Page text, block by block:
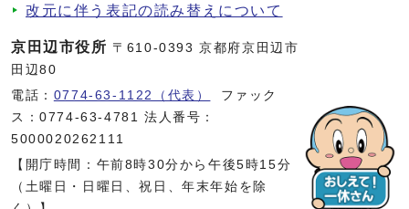
改元に伴う表記の読み替えについて
京田辺市役所 〒610-0393 京都府京田辺市
田辺80
電話： 0774-63-1122（代表）
ファック
ス：0774-63-4781 法人番号：
5000020262111
【開庁時間：午前8時30分から午後5時15分
（土曜日・日曜日、祝日、年末年始を除